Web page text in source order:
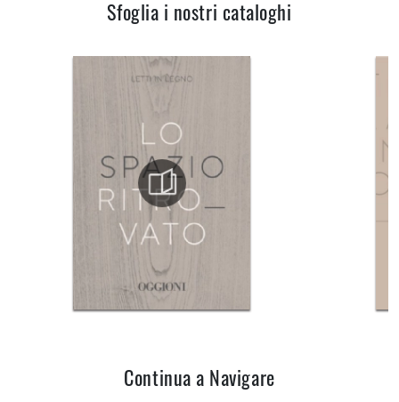
Sfoglia i nostri cataloghi
Continua a Navigare